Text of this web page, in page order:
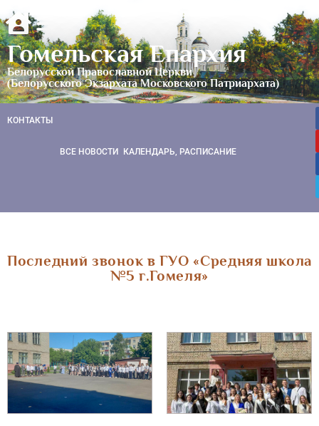
Гомельская Епархия
Белорусской Православной Церкви
(Белорусского Экзархата Московского Патриархата)
КОНТАКТЫ
ВСЕ НОВОСТИ КАЛЕНДАРЬ, РАСПИСАНИЕ
Последний звонок в ГУО «Средняя школа
№5 г.Гомеля»